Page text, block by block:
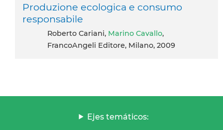
Produzione ecologica e consumo
responsabile
Roberto Cariani, Marino Cavallo,
FrancoAngeli Editore, Milano, 2009
Ejes temáticos: